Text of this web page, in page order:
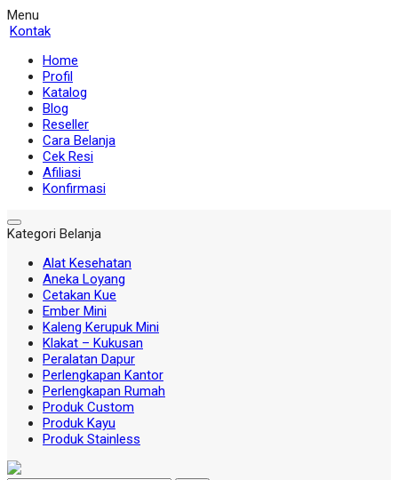
Menu
Kontak
Home
Profil
Katalog
Blog
Reseller
Cara Belanja
Cek Resi
Afiliasi
Konfirmasi
Kategori Belanja
Alat Kesehatan
Aneka Loyang
Cetakan Kue
Ember Mini
Kaleng Kerupuk Mini
Klakat – Kukusan
Peralatan Dapur
Perlengkapan Kantor
Perlengkapan Rumah
Produk Custom
Produk Kayu
Produk Stainless